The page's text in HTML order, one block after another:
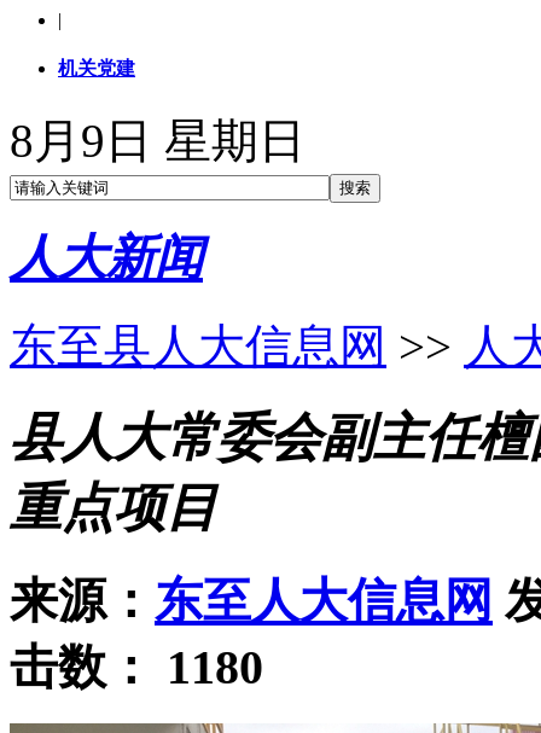
|
机关党建
8月9日 星期日
人大新闻
东至县人大信息网 >> 人
县人大常委会副主任
重点项目
来源： 东至人大信息网
击数： 1180